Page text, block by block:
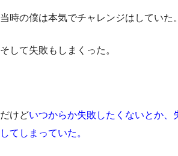
当時の僕は本気でチャレンジはしていた。
そして失敗もしまくった。
だけどいつからか失敗したくないとか、
してしまっていた。